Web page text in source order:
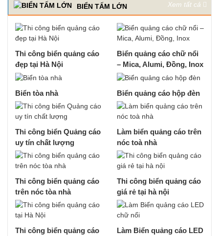
BIỂN TẤM LỚN Xem tất cả
Thi công biển quảng cáo
đẹp tại Hà Nội
Biển quảng cáo chữ nổi
– Mica, Alumi, Đồng, Inox
Biển tòa nhà Biển quảng cáo hộp đèn
Thi công biển Quảng cáo
uy tín chất lượng
Làm biển quảng cáo trên
nóc toà nhà
Thi công biển quảng cáo
trên nóc tòa nhà
Thi công biển quảng cáo
giá rẻ tại hà nội
Thi công biển quảng cáo
Làm Biển quảng cáo LED